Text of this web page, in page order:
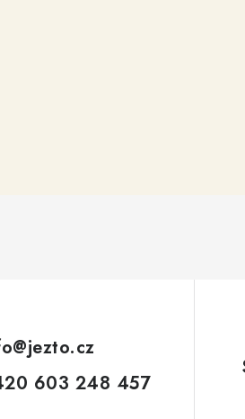
@jezto.cz
603 248 457